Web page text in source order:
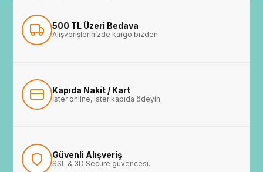
500 TL Üzeri Bedava
Alışverişlerinizde kargo bizden.
Kapıda Nakit / Kart
İster online, ister kapıda ödeyin.
Güvenli Alışveriş
SSL & 3D Secure güvencesi.